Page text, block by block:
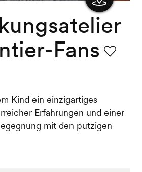
Karte
Fans
Kind ein einzigartiges
Erfahrungen und einer
mit den putzigen